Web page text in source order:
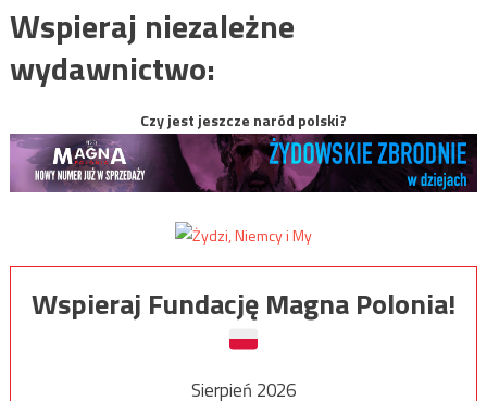
Wspieraj niezależne
wydawnictwo:
Czy jest jeszcze naród polski?
Wspieraj Fundację Magna Polonia!
Sierpień 2026